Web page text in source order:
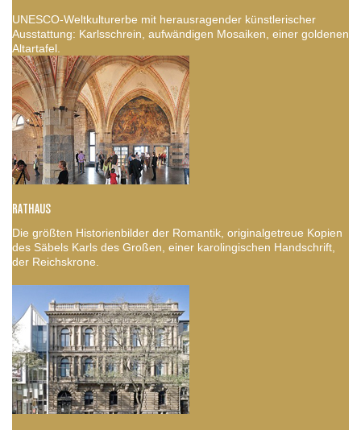
UNESCO-Weltkulturerbe mit herausragender künstlerischer
Ausstattung: Karlsschrein, aufwändigen Mosaiken, einer goldenen
Altartafel.
RATHAUS
Die größten Historienbilder der Romantik, originalgetreue Kopien
des Säbels Karls des Großen, einer karolingischen Handschrift,
der Reichskrone.